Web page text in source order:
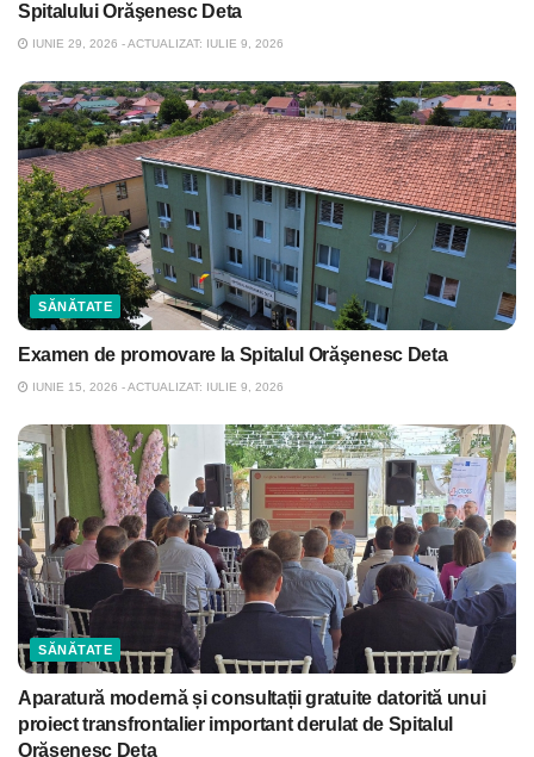
Spitalului Orăşenesc Deta
IUNIE 29, 2026 - ACTUALIZAT: IULIE 9, 2026
SĂNĂTATE
Examen de promovare la Spitalul Orăşenesc Deta
IUNIE 15, 2026 - ACTUALIZAT: IULIE 9, 2026
SĂNĂTATE
Aparatură modernă și consultații gratuite datorită unui
proiect transfrontalier important derulat de Spitalul
Orășenesc Deta